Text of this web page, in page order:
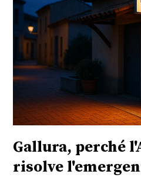
Gallura, perché
risolve